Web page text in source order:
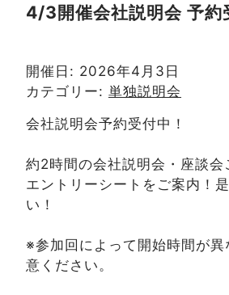
4/3開催会社説明会 予約
開催日: 2026年4月3日
カテゴリー: 単独説明会
会社説明会予約受付中！
約2時間の会社説明会・座談会
エントリーシートをご案内！
い！
※参加回によって開始時間が異
意ください。